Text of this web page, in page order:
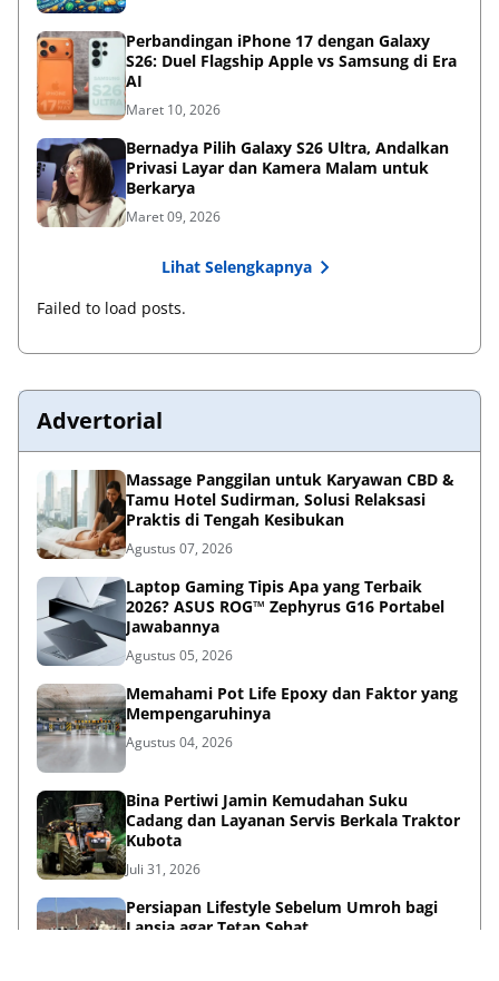
Perbandingan iPhone 17 dengan Galaxy
S26: Duel Flagship Apple vs Samsung di Era
AI
Maret 10, 2026
Bernadya Pilih Galaxy S26 Ultra, Andalkan
Privasi Layar dan Kamera Malam untuk
Berkarya
Maret 09, 2026
Lihat Selengkapnya
Failed to load posts.
Advertorial
Massage Panggilan untuk Karyawan CBD &
Tamu Hotel Sudirman, Solusi Relaksasi
Praktis di Tengah Kesibukan
Agustus 07, 2026
Laptop Gaming Tipis Apa yang Terbaik
2026? ASUS ROG™ Zephyrus G16 Portabel
Jawabannya
Agustus 05, 2026
Memahami Pot Life Epoxy dan Faktor yang
Mempengaruhinya
Agustus 04, 2026
Bina Pertiwi Jamin Kemudahan Suku
Cadang dan Layanan Servis Berkala Traktor
Kubota
Juli 31, 2026
Persiapan Lifestyle Sebelum Umroh bagi
Lansia agar Tetap Sehat